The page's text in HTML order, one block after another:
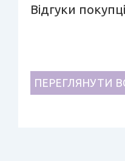
Відгуки
ПЕРЕГЛЯНУТИ